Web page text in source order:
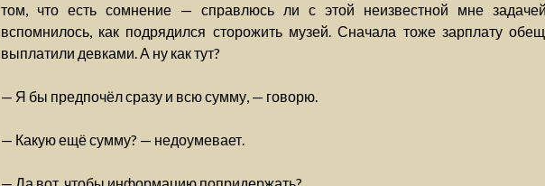
том, что есть сомнение — справлюсь ли с этой неизвестной мне
вспомнилось, как подрядился сторожить музей. Сначала тоже зарплату
выплатили девками. А ну как тут?
— Я бы предпочёл сразу и всю сумму, — говорю.
— Какую ещё сумму? — недоумевает.